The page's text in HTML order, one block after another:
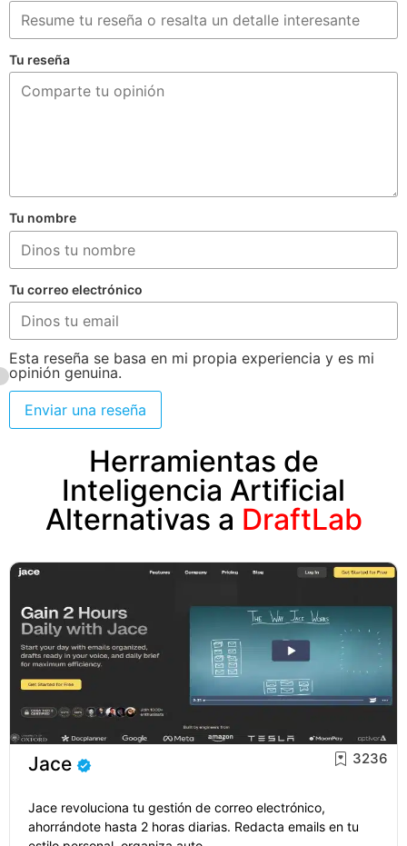
Tu reseña
Tu nombre
Tu correo electrónico
Esta reseña se basa en mi propia experiencia y es mi
opinión genuina.
Enviar una reseña
Herramientas de
Inteligencia Artificial
Alternativas a DraftLab
Jace 3236
Jace revoluciona tu gestión de correo electrónico,
ahorrándote hasta 2 horas diarias. Redacta emails en tu